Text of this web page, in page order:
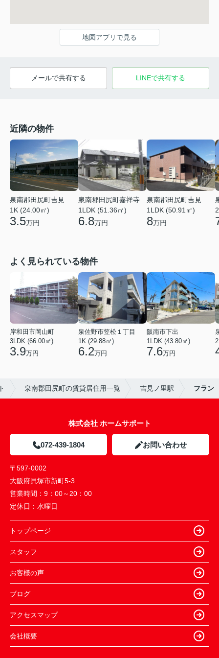
地図アプリで見る
メールで共有する LINEで共有する
近隣の物件
泉南郡田尻町吉見
1K (24.00㎡)
3.5万円
泉南郡田尻町嘉祥寺
1LDK (51.36㎡)
6.8万円
泉南郡田尻町吉見
1LDK (50.91㎡)
8万円
よく見られている物件
岸和田市岡山町
3LDK (66.00㎡)
3.9万円
泉佐野市笠松１丁目
1K (29.88㎡)
6.2万円
阪南市下出
1LDK (43.80㎡)
7.6万円
泉南郡田尻町の賃貸居住用一覧 吉見ノ里駅 フラン
株式会社 ホームサポート
072-439-1804 お問い合わせ
〒597-0002
大阪府貝塚市新町5-3
営業時間： 9：00～20：00
定休日： 水曜日
トップページ
スタッフ
お客様の声
ブログ
アクセスマップ
会社概要